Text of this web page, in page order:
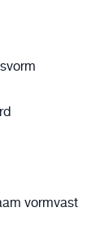
vormvast